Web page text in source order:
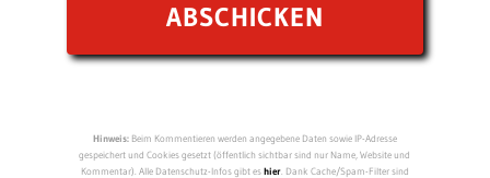
Hinweis:Beim Kommentieren werden angegebene Daten sowie IP-Adresse
gespeichert und Cookies gesetzt (öffentlich sichtbar sind nur Name, Website und
Kommentar). Alle Datenschutz-Infos gibt eshier. Dank Cache/Spam-Filter sind